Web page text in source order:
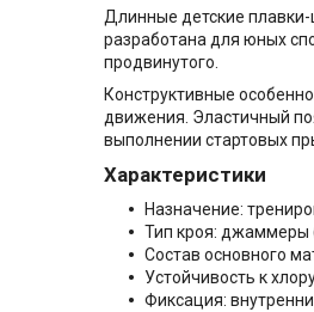
Длинные детские
разработана для юных
продвинутого.
Конструктивные
движения. Эластичный
выполнении стартовых
Характеристики
Назначение:
Тип кроя: джаммеры
Состав основного
Устойчивость к
Фиксация: